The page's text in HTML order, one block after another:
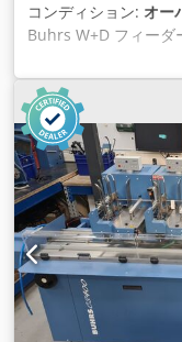
コンディション: オー
Buhrs W+D フィーダ
バーホール済みで、
種類 AT25 バキュー
スライディングフィ
ョンフィーダー（
（BB600および
びBB700） HF2 バキ
よびBB700）
10K、BB600 14K、
り付け可能です。 弊
検され、必要に応じ
ファーをご希望です